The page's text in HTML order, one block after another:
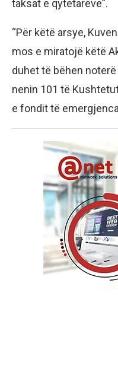
taksat e qytetarëve”.
“Për këtë arsye,
mos e miratojë këtë
duhet të bëhen
nenin 101 të
e fondit të